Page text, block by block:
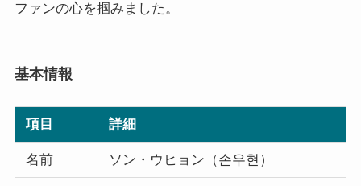
ファンの心を掴みました。
基本情報
項目 詳細
名前 ソン・ウヒョン（손우현）